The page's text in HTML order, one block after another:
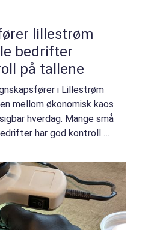
lillestrøm
bedrifter
på tallene
i Lillestrøm
mellom økonomisk kaos
hverdag. Mange små
har god kontroll på
stjeler tid ...